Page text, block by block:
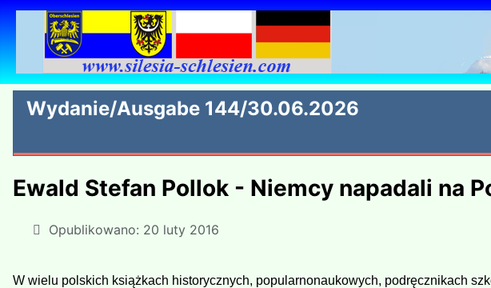
Wydanie/Ausgabe 144/30.06.2026
Ewald Stefan Pollok - Niemcy napadali na
Opublikowano: 20 luty 2016
W wielu polskich książkach historycznych, popularnonaukowych, podręcznikach